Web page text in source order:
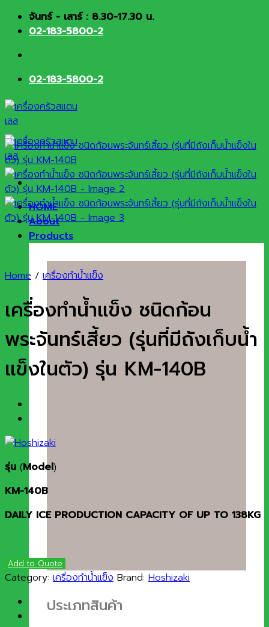
Skip จันทร์ - เสาร์ : 8.30-17.30 น.
02-183-5800-2
02-183-5800-2
HOME
About
Products
ประเภทสินค้า
Home / เครื่องทำน้ำแข็ง
เครื่องทำน้ำแข็ง ชนิดก้อน
พระจันทร์เสี้ยว (รุ่นที่มีถังเก็บน้ำ
แข็งในตัว) รุ่น KM-140B
รุ่น (Model)
KM-140B
DAILY ICE PRODUCTION CAPACITY OF UP TO 138KG
Add to Quote
Category: เครื่องทำน้ำแข็ง Brand: Hoshizaki